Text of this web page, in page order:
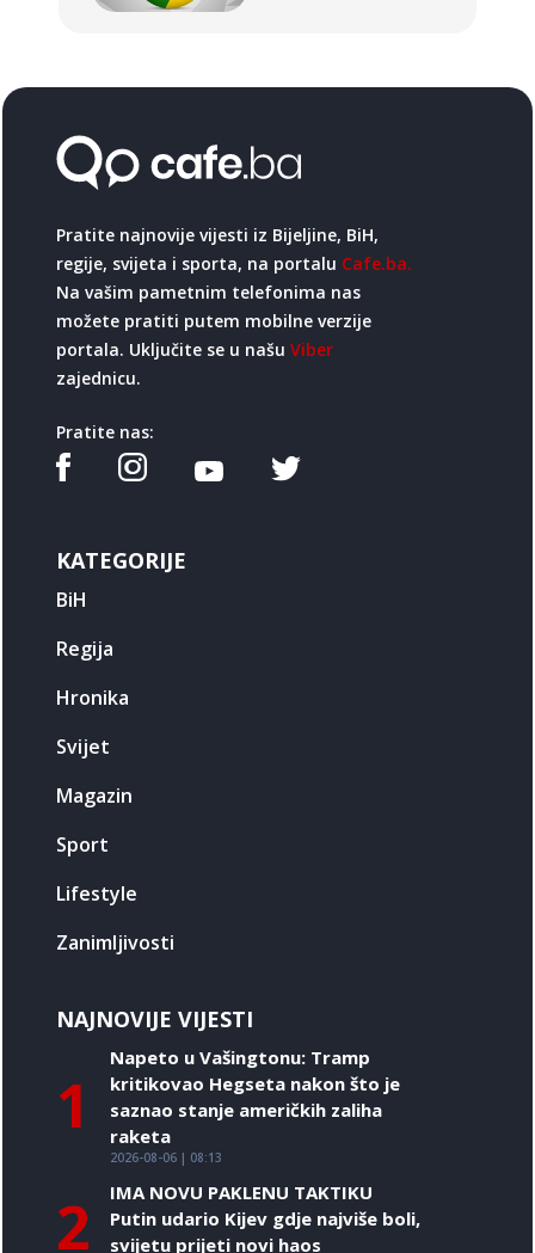
Pratite najnovije vijesti iz Bijeljine, BiH,
regije, svijeta i sporta, na portalu Cafe.ba.
Na vašim pametnim telefonima nas
možete pratiti putem mobilne verzije
portala. Uključite se u našu Viber
zajednicu.
Pratite nas:
KATEGORIJE
BiH
Regija
Hronika
Svijet
Magazin
Sport
Lifestyle
Zanimljivosti
NAJNOVIJE VIJESTI
1
Napeto u Vašingtonu: Tramp
kritikovao Hegseta nakon što je
saznao stanje američkih zaliha
raketa
2026-08-06 | 08:13
2
IMA NOVU PAKLENU TAKTIKU
Putin udario Kijev gdje najviše boli,
svijetu prijeti novi haos